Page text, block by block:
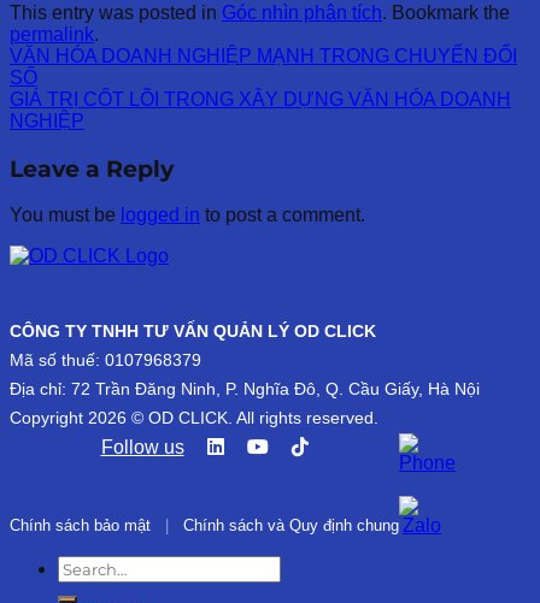
This entry was posted in Góc nhìn phân tích. Bookmark the
permalink.
VĂN HÓA DOANH NGHIỆP MẠNH TRONG CHUYỂN ĐỔI
SỐ
GIÁ TRỊ CỐT LÕI TRONG XÂY DỰNG VĂN HÓA DOANH
NGHIỆP
Leave a Reply
You must be logged in to post a comment.
CÔNG TY TNHH TƯ VẤN QUẢN LÝ OD CLICK
Mã số thuế: 0107968379
Địa chỉ: 72 Trần Đăng Ninh, P. Nghĩa Đô, Q. Cầu Giấy, Hà Nội
Copyright 2026 © OD CLICK. All rights reserved.
Follow us
Chính sách bảo mật Chính sách và Quy định chung